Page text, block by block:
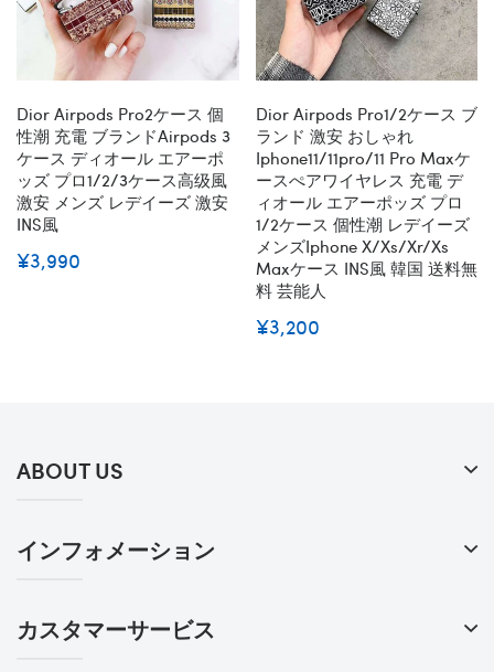
Dior Airpods Pro2ケース 個
性潮 充電 ブランドairpods 3
ケース ディオール エアーポ
ッズ プロ1/2/3ケース高级風
激安 メンズ レデイーズ 激安
INS風
¥3,990
Dior Airpods Pro1/2ケース ブ
ランド 激安 おしゃれ
Iphone11/11pro/11 Pro Maxケ
ースぺアワイヤレス 充電 デ
ィオール エアーポッズ プロ
1/2ケース 個性潮 レデイーズ
メンズiphone X/xs/xr/xs
Maxケース INS風 韓国 送料無
料 芸能人
¥3,200
ABOUT US
インフォメーション
カスタマーサービス